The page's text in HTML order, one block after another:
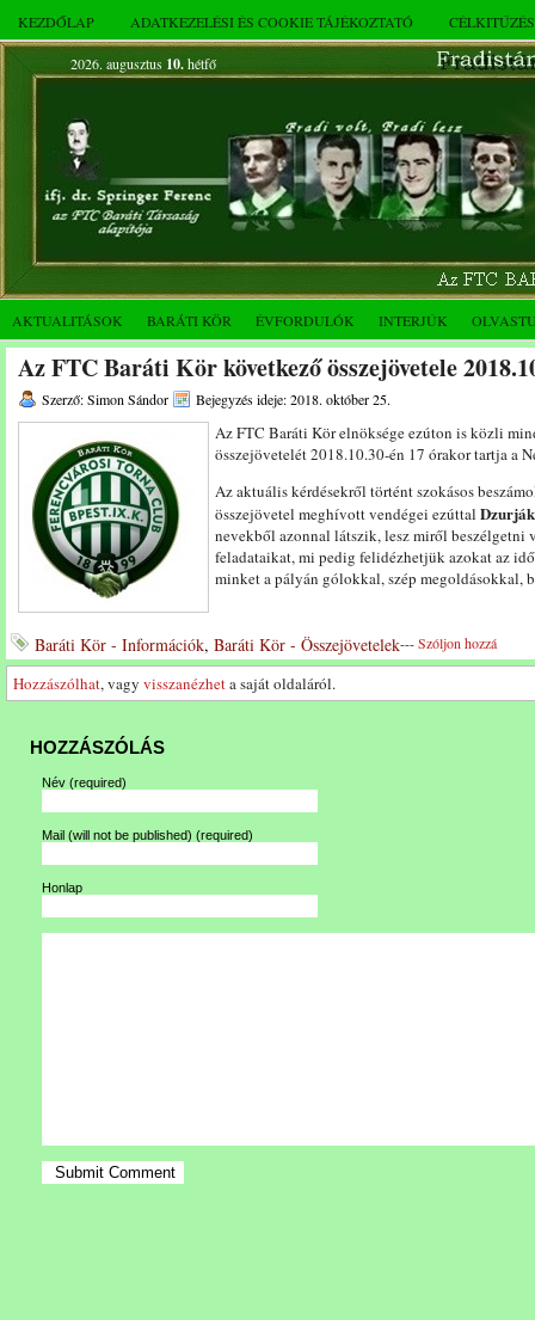
KEZDŐLAP ADATKEZELÉSI ÉS COOKIE TÁJÉKOZTATÓ
2026. augusztus 10.hétfő
AKTUALITÁSOK BARÁTI KÖR ÉVFORDULÓK INTERJÚK
Az FTC Baráti Kör következő összejövetele
Szerző: Simon Sándor Bejegyzés ideje: 2018. október 25.
Az FTC Baráti Kör elnöksége ezúton is közli
összejövetelét 2018.10.30-én 17 órakor tartja a
Az aktuális kérdésekről történt szokásos
összejövetel meghívott vendégei ezúttal
nevekből azonnal látszik, lesz miről beszélgetni
feladataikat, mi pedig felidézhetjük azokat az
minket a pályán gólokkal, szép megoldásokkal,
Baráti Kör - Információk, Baráti Kör - Összejövetelek---Szóljon hozzá
Hozzászólhat, vagy visszanézheta saját oldaláról.
HOZZÁSZÓLÁS
Név (required)
Mail (will not be published) (required)
Honlap